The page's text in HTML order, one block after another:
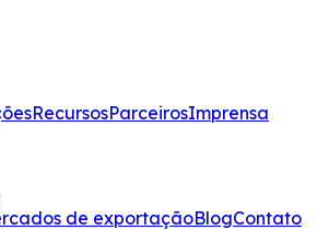
RecursosParceirosImprensa
de exportaçãoBlogContato